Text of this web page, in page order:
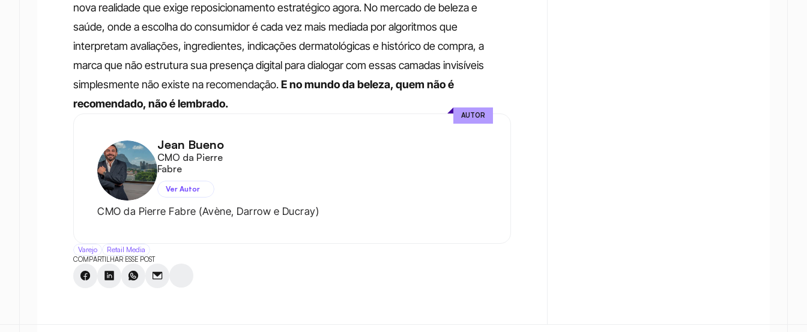
nova realidade que exige reposicionamento estratégico agora. No mercado de beleza e
saúde, onde a escolha do consumidor é cada vez mais mediada por algoritmos que
interpretam avaliações, ingredientes, indicações dermatológicas e histórico de compra, a
marca que não estrutura sua presença digital para dialogar com essas camadas invisíveis
simplesmente não existe na recomendação. E no mundo da beleza, quem não é
recomendado, não é lembrado.
Varejo Retail Media
COMPARTILHAR ESSE POST
Jean Bueno
CMO da Pierre
Fabre
Ver Autor
CMO da Pierre Fabre (Avène, Darrow e Ducray)
AUTOR